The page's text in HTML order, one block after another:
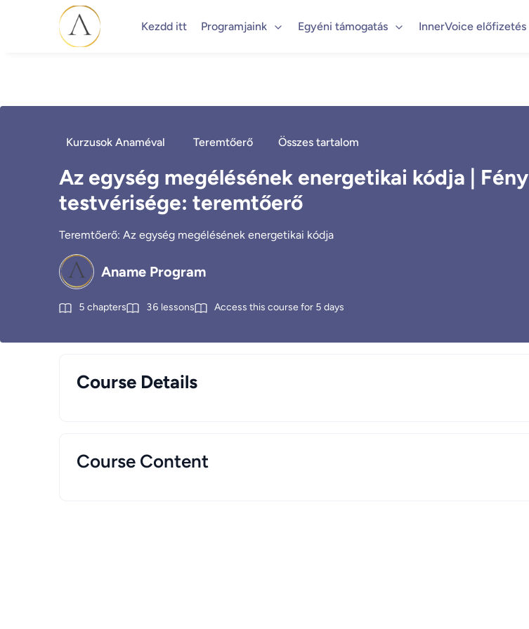
Kezdd itt Programjaink Egyéni támogatás InnerVoice előfizetés
Kurzusok Anaméval Teremtőerő Összes tartalom
Az egység megélésének energetikai kódja | Fény
testvérisége: teremtőerő
Teremtőerő: Az egység megélésének energetikai kódja
Aname Program
5 chapters 36 lessons Access this course for 5 days
Course Details
Course Content